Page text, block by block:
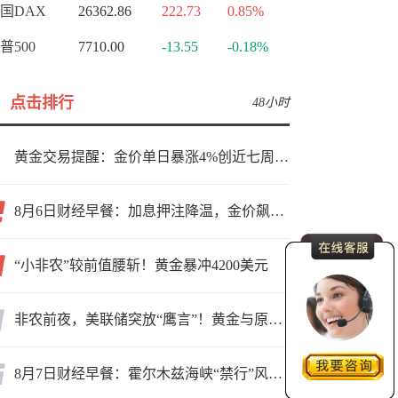
DAX 26362.86 222.73 0.85%
500 7710.00 -13.55 -0.18%
点击排行 48小时
黄金交易提醒：金价单日暴涨4%创近七周新高，加息预期降温叠加霍尔木兹“暂停信号”，牛市重启了？
8月6日财经早餐：加息押注降温，金价飙升至近两个月高位，地缘缓和预期，美油75关口拉锯
“小非农”较前值腰斩！黄金暴冲4200美元
非农前夜，美联储突放“鹰言”！黄金与原油为何联手反攻？
8月7日财经早餐：霍尔木兹海峡“禁行”风波再起，油价急涨金价承压，非农夜市场博弈加剧